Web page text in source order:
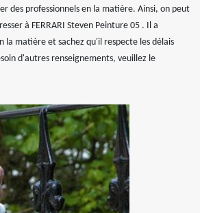
des professionnels en la matière. Ainsi, on peut
à FERRARI Steven Peinture 05 . Il a
la matière et sachez qu'il respecte les délais
d'autres renseignements, veuillez le